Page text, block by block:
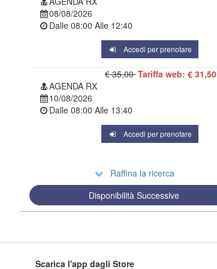
08/08/2026
Dalle 08:00 Alle 12:40
Accedi per prenotare
€ 35,00Tariffa web: € 31,50
AGENDA RX
10/08/2026
Dalle 08:00 Alle 13:40
Accedi per prenotare
Raffina la ricerca
Disponibilità Successive
Scarica l'app dagli Store